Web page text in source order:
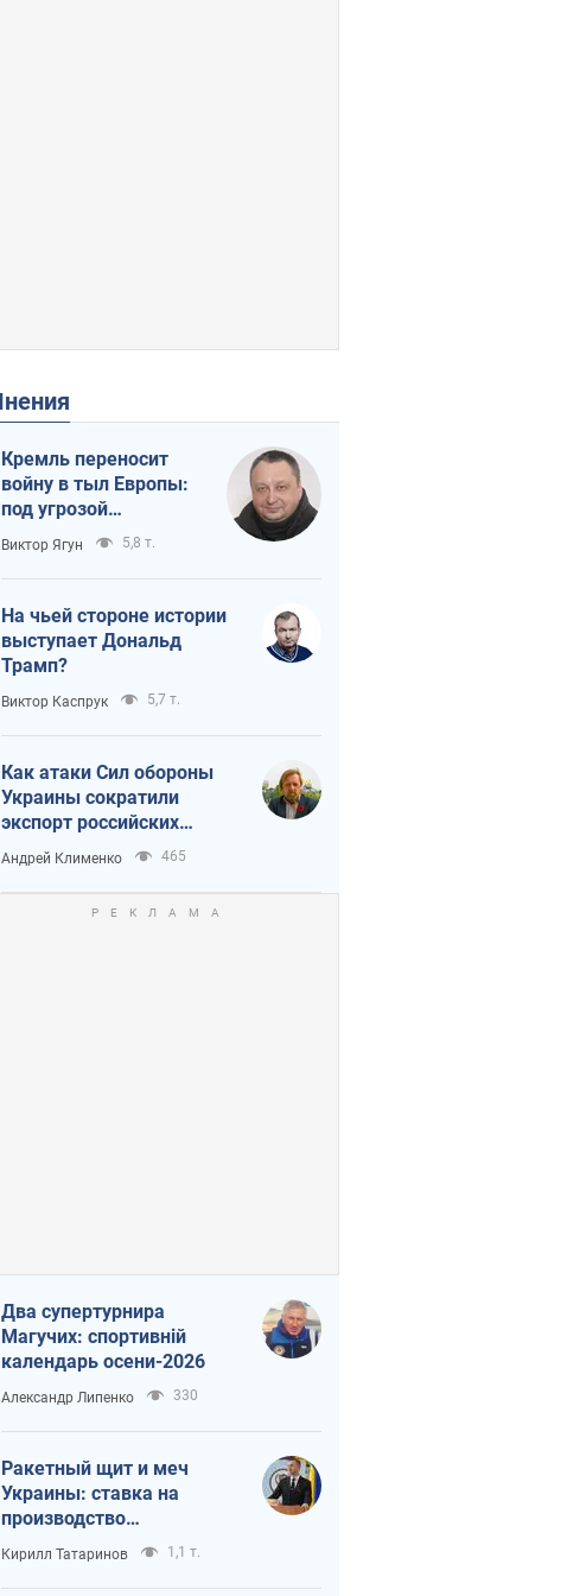
Мнения
Кремль переносит
войну в тыл Европы:
под угрозой
критическая
логистика
Виктор Ягун 5,8 т.
На чьей стороне истории
выступает Дональд
Трамп?
Виктор Каспрук 5,7 т.
Как атаки Сил обороны
Украины сократили
экспорт российских
нефтепродуктов
Андрей Клименко 465
Два супертурнира
Магучих: спортивній
календарь осени-2026
Александр Липенко 330
Ракетный щит и меч
Украины: ставка на
производство
собственных ракет
Кирилл Татаринов 1,1 т.